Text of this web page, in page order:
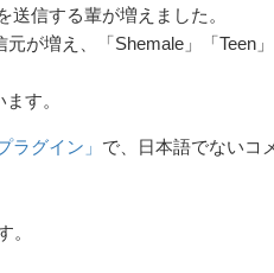
信する輩が増えました。
が増え、「Shemale」「Teen
す。
ラグイン」 で、日本語でないコ
。